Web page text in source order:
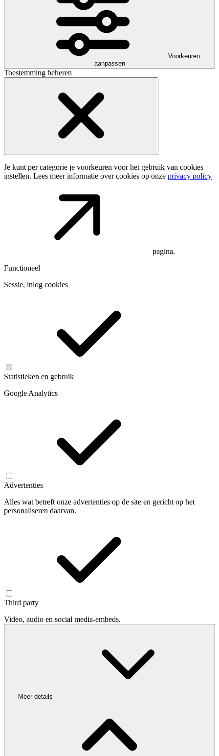
Voorkeuren
aanpassen
Toestemming beheren
Je kunt per categorie je voorkeuren voor het gebruik van cookies
instellen. Lees meer informatie over cookies op onze privacy policy
pagina.
Functioneel
Sessie, inlog cookies
Statistieken en gebruik
Google Analytics
Advertenties
Alles wat betreft onze advertenties op de site en gericht op het
personaliseren daarvan.
Third party
Video, audio en social media-embeds.
Meer details